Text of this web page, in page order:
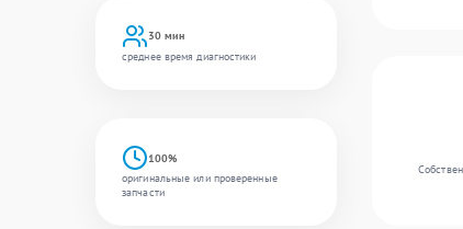
30 мин
среднее время диагностики
100%
оригинальные или проверенные
запчасти